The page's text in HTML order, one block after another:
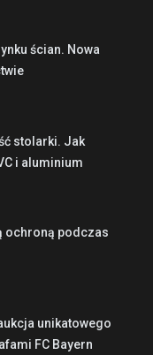
ścian. Nowa
stolarki. Jak
i aluminium
ochroną podczas
unikatowego
FC Bayern